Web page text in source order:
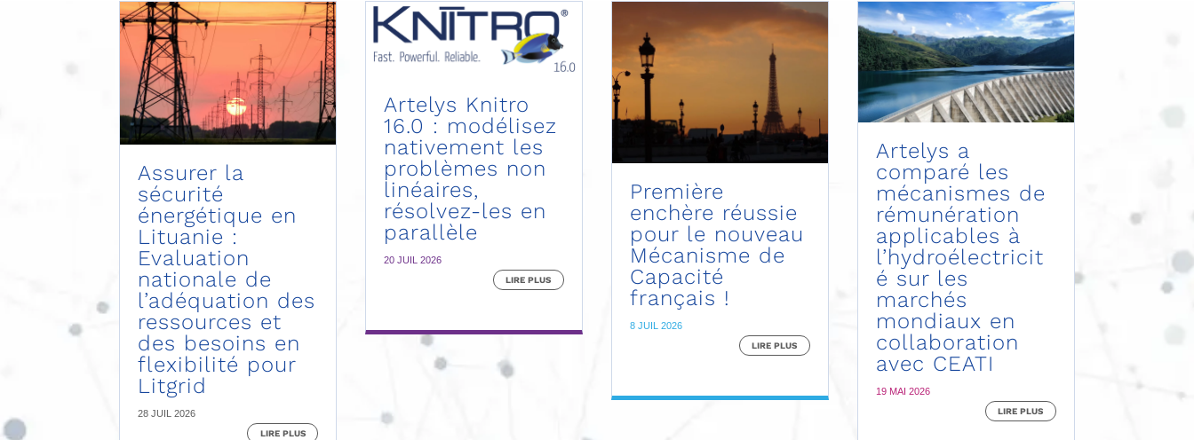
Assurer la
sécurité
énergétique en
Lituanie :
Evaluation
nationale de
l’adéquation des
ressources et
des besoins en
flexibilité pour
Litgrid
28 JUIL 2026
LIRE PLUS
Artelys Knitro
16.0 : modélisez
nativement les
problèmes non
linéaires,
résolvez-les en
parallèle
20 JUIL 2026
LIRE PLUS
Première
enchère réussie
pour le nouveau
Mécanisme de
Capacité
français !
8 JUIL 2026
LIRE PLUS
Artelys a
comparé les
mécanismes de
rémunération
applicables à
l’hydroélectricit
é sur les
marchés
mondiaux en
collaboration
avec CEATI
19 MAI 2026
LIRE PLUS